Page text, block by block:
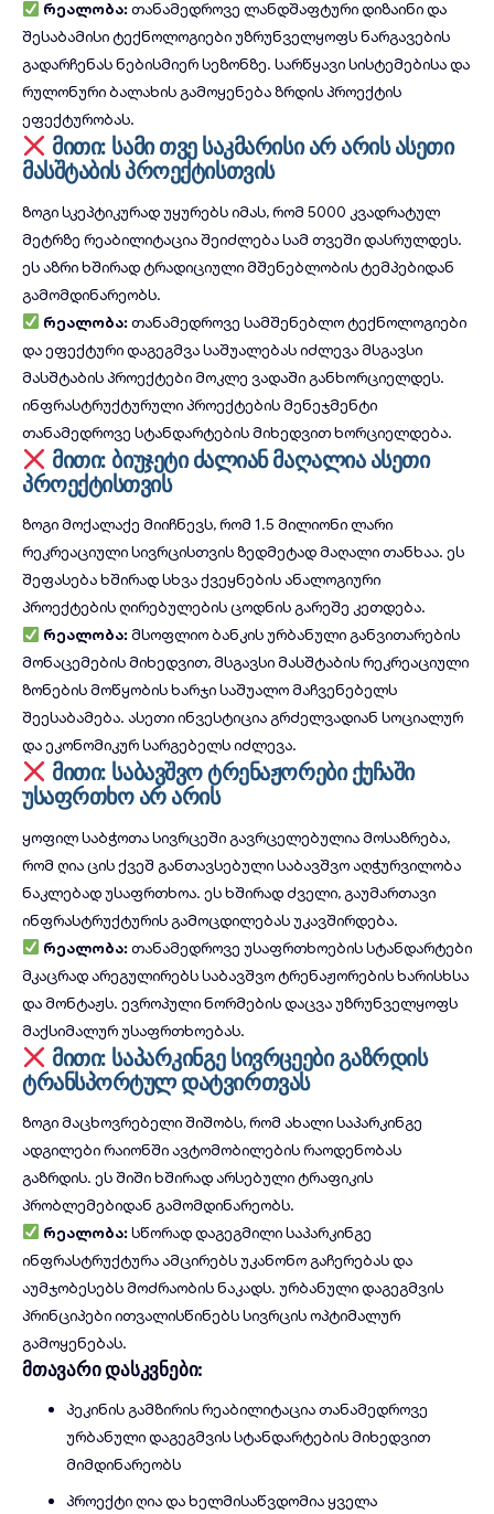
რეალობა:თანამედროვე ლანდშაფტური დიზაინი და
შესაბამისი ტექნოლოგიები უზრუნველყოფს ნარგავების
გადარჩენას ნებისმიერ სეზონზე. სარწყავი სისტემებისა და
რულონური ბალახის გამოყენება ზრდის პროექტის
ეფექტურობას.
მითი: სამი თვე საკმარისი არ არის ასეთი
მასშტაბის პროექტისთვის
ზოგი სკეპტიკურად უყურებს იმას, რომ 5000 კვადრატულ
მეტრზე რეაბილიტაცია შეიძლება სამ თვეში დასრულდეს.
ეს აზრი ხშირად ტრადიციული მშენებლობის ტემპებიდან
გამომდინარეობს.
რეალობა:თანამედროვე სამშენებლო ტექნოლოგიები
და ეფექტური დაგეგმვა საშუალებას იძლევა მსგავსი
მასშტაბის პროექტები მოკლე ვადაში განხორციელდეს.
ინფრასტრუქტურული პროექტების მენეჯმენტი
თანამედროვე სტანდარტების მიხედვით ხორციელდება.
მითი: ბიუჯეტი ძალიან მაღალია ასეთი
პროექტისთვის
ზოგი მოქალაქე მიიჩნევს, რომ 1.5 მილიონი ლარი
რეკრეაციული სივრცისთვის ზედმეტად მაღალი თანხაა. ეს
შეფასება ხშირად სხვა ქვეყნების ანალოგიური
პროექტების ღირებულების ცოდნის გარეშე კეთდება.
რეალობა:მსოფლიო ბანკის ურბანული განვითარების
მონაცემების მიხედვით, მსგავსი მასშტაბის რეკრეაციული
ზონების მოწყობის ხარჯი საშუალო მაჩვენებელს
შეესაბამება. ასეთი ინვესტიცია გრძელვადიან სოციალურ
და ეკონომიკურ სარგებელს იძლევა.
მითი: საბავშვო ტრენაჟორები ქუჩაში
უსაფრთხო არ არის
ყოფილ საბჭოთა სივრცეში გავრცელებულია მოსაზრება,
რომ ღია ცის ქვეშ განთავსებული საბავშვო აღჭურვილობა
ნაკლებად უსაფრთხოა. ეს ხშირად ძველი, გაუმართავი
ინფრასტრუქტურის გამოცდილებას უკავშირდება.
რეალობა:თანამედროვე უსაფრთხოების სტანდარტები
მკაცრად არეგულირებს საბავშვო ტრენაჟორების ხარისხსა
და მონტაჟს. ევროპული ნორმების დაცვა უზრუნველყოფს
მაქსიმალურ უსაფრთხოებას.
მითი: საპარკინგე სივრცეები გაზრდის
ტრანსპორტულ დატვირთვას
ზოგი მაცხოვრებელი შიშობს, რომ ახალი საპარკინგე
ადგილები რაიონში ავტომობილების რაოდენობას
გაზრდის. ეს შიში ხშირად არსებული ტრაფიკის
პრობლემებიდან გამომდინარეობს.
რეალობა:სწორად დაგეგმილი საპარკინგე
ინფრასტრუქტურა ამცირებს უკანონო გაჩერებას და
აუმჯობესებს მოძრაობის ნაკადს. ურბანული დაგეგმვის
პრინციპებიითვალისწინებს სივრცის ოპტიმალურ
გამოყენებას.
მთავარი დასკვნები:
პეკინის გამზირის რეაბილიტაცია თანამედროვე
ურბანული დაგეგმვის სტანდარტების მიხედვით
მიმდინარეობს
პროექტი ღია და ხელმისაწვდომია ყველა